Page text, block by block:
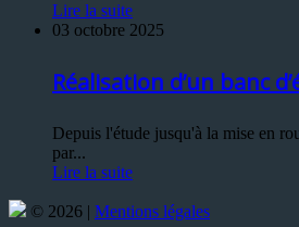
Lire la suite
03 octobre 2025
Réalisation d’un banc
Depuis l'étude jusqu'à la mise en
par...
Lire la suite
© 2026 | Mentions légales